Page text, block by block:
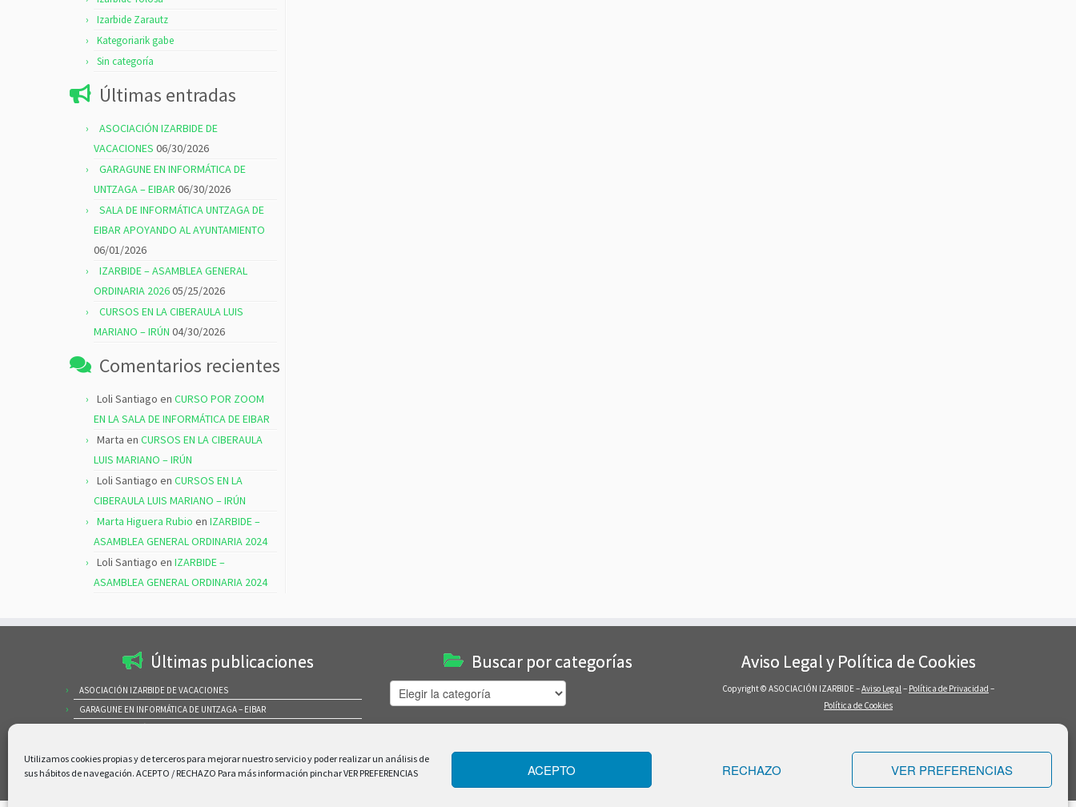
Utilizamos cookies propias y de terceros para mejorar nuestro servicio y poder realizar un análisis de
sus hábitos de navegación. ACEPTO / RECHAZO Para más información pinchar VER PREFERENCIAS
ACEPTO RECHAZO VER PREFERENCIAS
Izarbide Zarautz
Kategoriarik gabe
Sin categoría
Últimas entradas
ASOCIACIÓN IZARBIDE DE
VACACIONES 06/30/2026
GARAGUNE EN INFORMÁTICA DE
UNTZAGA – EIBAR 06/30/2026
SALA DE INFORMÁTICA UNTZAGA DE
EIBAR APOYANDO AL AYUNTAMIENTO
06/01/2026
IZARBIDE – ASAMBLEA GENERAL
ORDINARIA 202605/25/2026
CURSOS EN LA CIBERAULA LUIS
MARIANO – IRÚN 04/30/2026
Comentarios recientes
Loli Santiago en CURSO POR ZOOM
EN LA SALA DE INFORMÁTICA DE EIBAR
Marta en CURSOS EN LA CIBERAULA
LUIS MARIANO – IRÚN
Loli Santiago en CURSOS EN LA
CIBERAULA LUIS MARIANO – IRÚN
Marta Higuera Rubio en IZARBIDE –
ASAMBLEA GENERAL ORDINARIA 2024
Loli Santiago en IZARBIDE –
ASAMBLEA GENERAL ORDINARIA 2024
Últimas publicaciones
ASOCIACIÓN IZARBIDE DE VACACIONES
GARAGUNE EN INFORMÁTICA DE UNTZAGA – EIBAR
CURSOS EN LA CIBERAULA LUIS MARIANO – IRÚN
Buscar por categorías
Buscar
por
categorías
Aviso Legal y Política de Cookies
Copyright © ASOCIACIÓN IZARBIDE –Aviso Legal– Política de Privacidad –
Política de Cookies